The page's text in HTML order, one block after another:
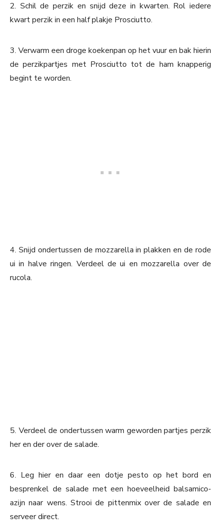
2. Schil de perzik en snijd deze in kwarten. Rol iedere
kwart perzik in een half plakje Prosciutto.
3. Verwarm een droge koekenpan op het vuur en bak hierin
de perzikpartjes met Prosciutto tot de ham knapperig
begint te worden.
4. Snijd ondertussen de mozzarella in plakken en de rode
ui in halve ringen. Verdeel de ui en mozzarella over de
rucola.
5. Verdeel de ondertussen warm geworden partjes perzik
her en der over de salade.
6. Leg hier en daar een dotje pesto op het bord en
besprenkel de salade met een hoeveelheid balsamico-
azijn naar wens. Strooi de pittenmix over de salade en
serveer direct.